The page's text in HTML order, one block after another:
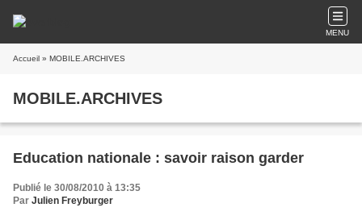
MENU
Accueil » MOBILE.ARCHIVES
MOBILE.ARCHIVES
Education nationale : savoir raison garder
Publié le 30/08/2010 à 13:35
Par Julien Freyburger